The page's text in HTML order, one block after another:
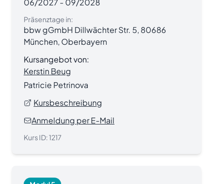
06/2027 - 09/2028
Präsenztage in:
bbw gGmbH Dillwächter Str. 5, 80686
München, Oberbayern
Kursangebot von:
Kerstin Beug
Patricie Petrinova
Kursbeschreibung
Anmeldung per E-Mail
Kurs ID:1217